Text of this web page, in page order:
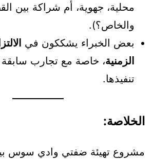
محلية، جهوية، أم شراكة بين
والخاص؟).
بعض الخبراء يشككون في
الزمنية، خاصة مع تجارب سابقة
تنفيذها.
الخلاصة:
مشروع تهيئة ضفتي وادي سوس